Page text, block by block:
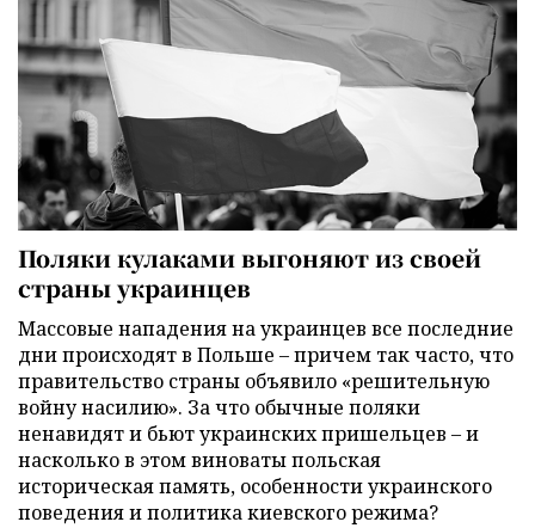
Поляки кулаками выгоняют из своей
страны украинцев
Массовые нападения на украинцев все последние
дни происходят в Польше – причем так часто, что
правительство страны объявило «решительную
войну насилию». За что обычные поляки
ненавидят и бьют украинских пришельцев – и
насколько в этом виноваты польская
историческая память, особенности украинского
поведения и политика киевского режима?